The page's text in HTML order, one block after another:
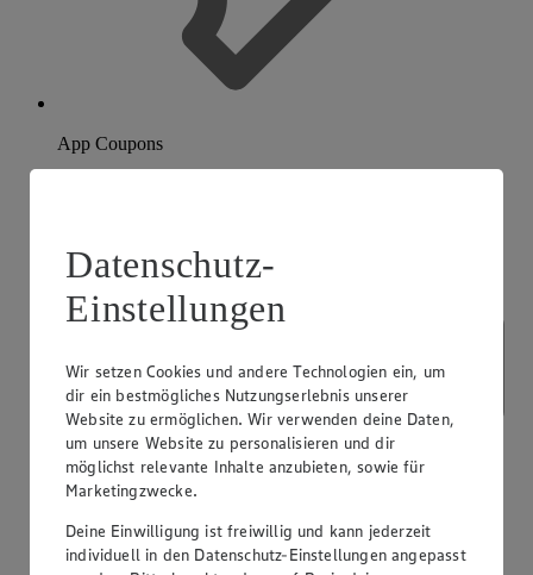
App Coupons
Datenschutz-
Einstellungen
Wir setzen Cookies und andere Technologien ein, um
dir ein bestmögliches Nutzungserlebnis unserer
Website zu ermöglichen. Wir verwenden deine Daten,
um unsere Website zu personalisieren und dir
möglichst relevante Inhalte anzubieten, sowie für
Marketingzwecke.
Deine Einwilligung ist freiwillig und kann jederzeit
individuell in den Datenschutz-Einstellungen angepasst